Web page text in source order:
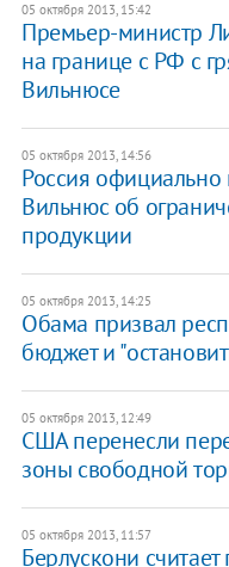
05 октября 2013, 15:42
Премьер-министр
на границе с РФ с
Вильнюсе
05 октября 2013, 14:56
Россия
Вильнюс об
продукции
05 октября 2013, 14:25
Обама призвал
бюджет и
05 октября 2013, 12:49
США перенесли
зоны свободной
05 октября 2013, 11:57
Берлускони